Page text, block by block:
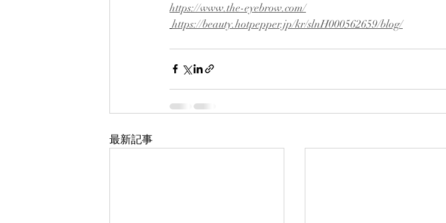
https://www.the-eyebrow.com/
https://beauty.hotpepper.jp/kr/slnH000562659/blog/
最新記事